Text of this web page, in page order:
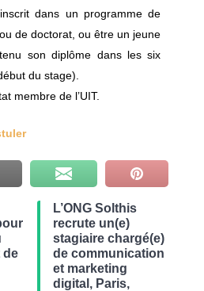
dans un programme de
de doctorat, ou être un jeune
son diplôme dans les six
du stage).
membre de l’UIT.
de
L’ONG Solthis
recrute un(e)
stagiaire chargé(e)
de communication
et marketing
digital, Paris,